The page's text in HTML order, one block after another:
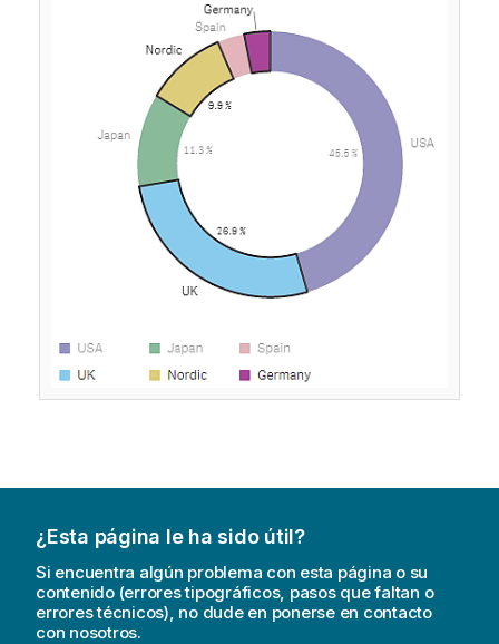
v
¿Esta página le ha sido útil?
Si encuentra algún problema con esta página o su
contenido (errores tipográficos, pasos que faltan o
errores técnicos), no dude en ponerse en contacto
con nosotros.